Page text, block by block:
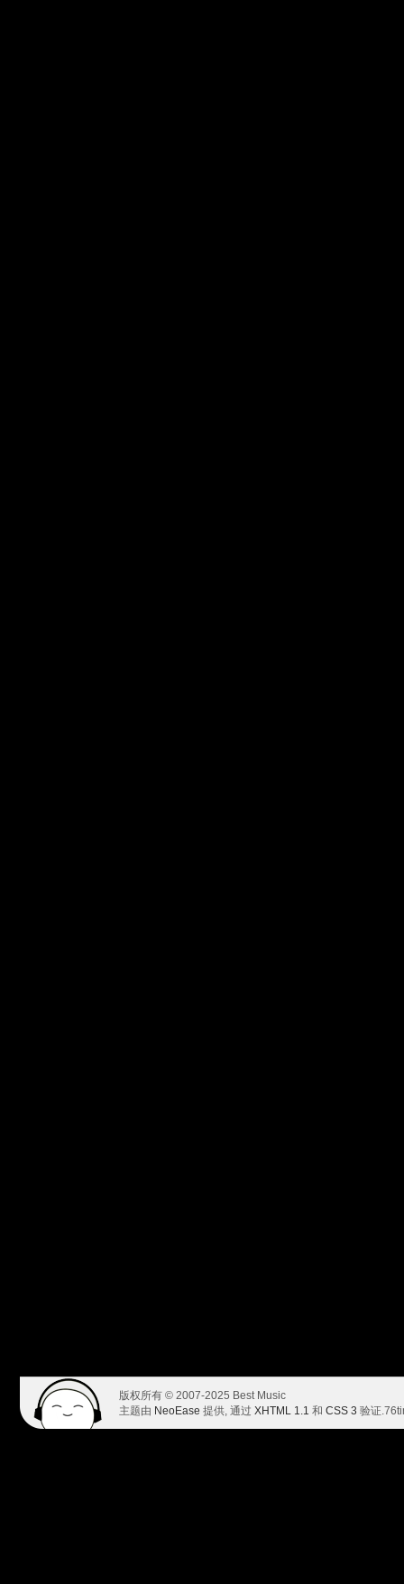
版权所有 © 2007-2025 Best Music
主题由 NeoEase 提供, 通过 XHTML 1.1 和 CSS 3 验证.